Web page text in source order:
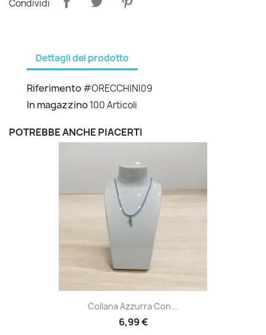
Condividi
Dettagli del prodotto
Riferimento#ORECCHINI09
In magazzino100 Articoli
POTREBBE ANCHE PIACERTI
Collana Azzurra Con...
6,99 €